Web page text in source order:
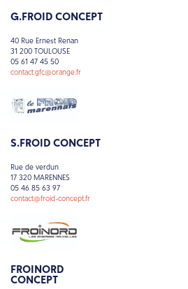
G.FROID CONCEPT
40 Rue Ernest Renan
31 200 TOULOUSE
05 61 47 45 50
contact.gfc@orange.fr
S.FROID CONCEPT
Rue de verdun
17 320 MARENNES
05 46 85 63 97
contact@froid-concept.fr
FROINORD
CONCEPT